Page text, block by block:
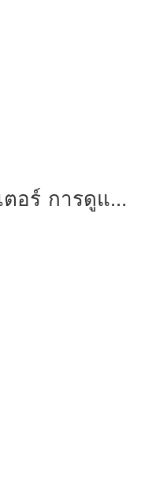
ตอร์ การดูแล
พิง